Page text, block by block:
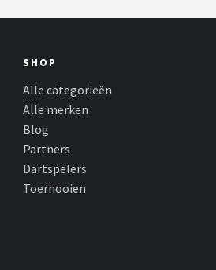
SHOP
Alle categorieën
Alle merken
Blog
Partners
Dartspelers
Toernooien